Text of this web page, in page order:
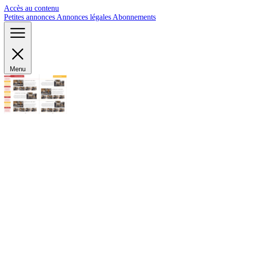
Accès au contenu
Petites annonces Annonces légales Abonnements
Menu
Panneau de gestion des cookies